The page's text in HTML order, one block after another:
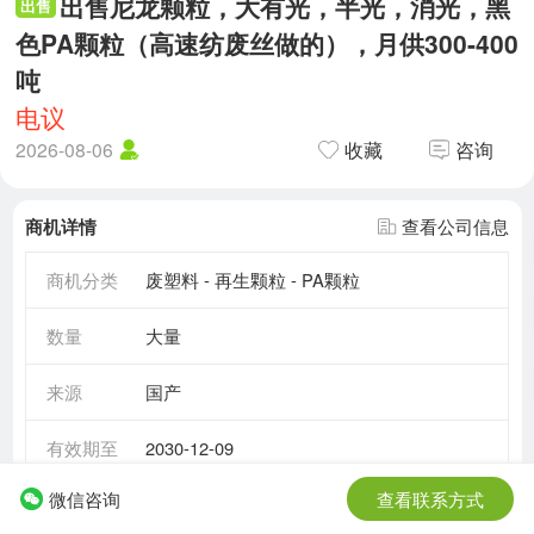
出售
色PA颗粒（高速纺废丝做的），月供300-400
吨
电议
2026-08-06 收藏 咨询
商机详情 查看公司信息
商机分类 废塑料 - 再生颗粒 - PA颗粒
数量 大量
来源 国产
有效期至 2030-12-09
需求情况
微信咨询 查看联系方式